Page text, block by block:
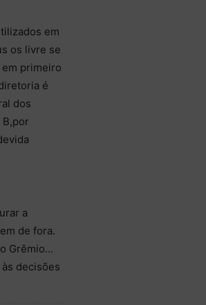
em
os livre se
primeiro
é
dos
a
de fora.
Grêmio…
decisões